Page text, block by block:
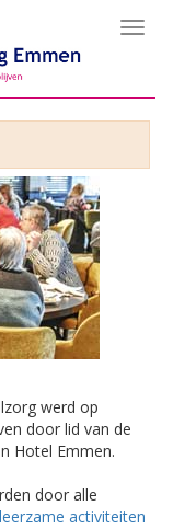
werd op
door lid van de
Hotel Emmen.
door alle
activiteiten